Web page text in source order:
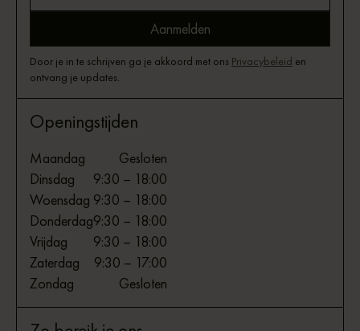
Door je in te schrijven ga je akkoord met ons Privacybeleid en
ontvang je updates.
Openingstijden
Maandag
Gesloten
Dinsdag
9:30 – 18:00
Woensdag 9:30 – 18:00
Donderdag9:30 – 18:00
Vrijdag
9:30 – 18:00
Zaterdag
9:30 – 17:00
Zondag
Gesloten